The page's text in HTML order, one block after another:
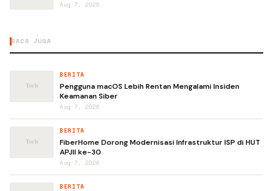
Aug 7, 2026
BACA JUGA
BERITA
Pengguna macOS Lebih Rentan Mengalami Insiden
Keamanan Siber
Aug 7, 2026
BERITA
FiberHome Dorong Modernisasi Infrastruktur ISP di HUT
APJII ke-30
Aug 7, 2026
BERITA